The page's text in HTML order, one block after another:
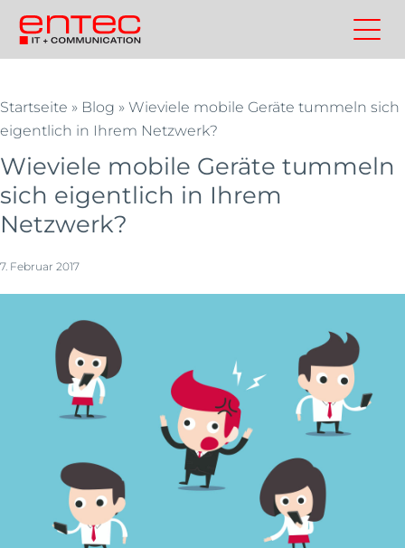
Zum
Inhalt
springen
Entec
|
Outsourcing
und
Cloud
Schweiz
Kontakt Suchen
Startseite » Blog »Wieviele mobile Geräte tummeln sich
eigentlich in Ihrem Netzwerk?
Wieviele mobile Geräte tummeln
sich eigentlich in Ihrem
Netzwerk?
7. Februar 2017